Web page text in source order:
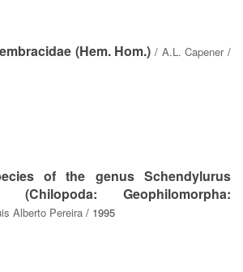
(Hem. Hom.) / A.L. Capener/
of the genus Schendylurus
Geophilomorpha:
Alberto Pereira / 1995